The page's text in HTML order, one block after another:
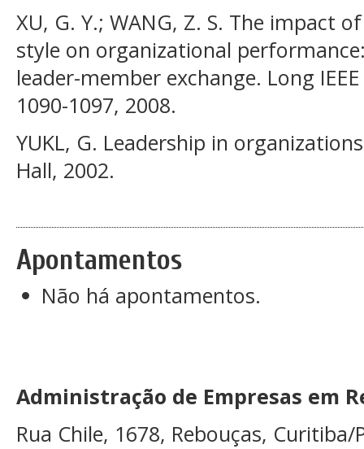
XU, G. Y.; WANG, Z. S. The impact
style on organizational
leader-member exchange. Long
1090-1097, 2008.
YUKL, G. Leadership in
Hall, 2002.
Apontamentos
Não há apontamentos.
Administração de Empresas em
Rua Chile, 1678, Rebouças, Curitiba/